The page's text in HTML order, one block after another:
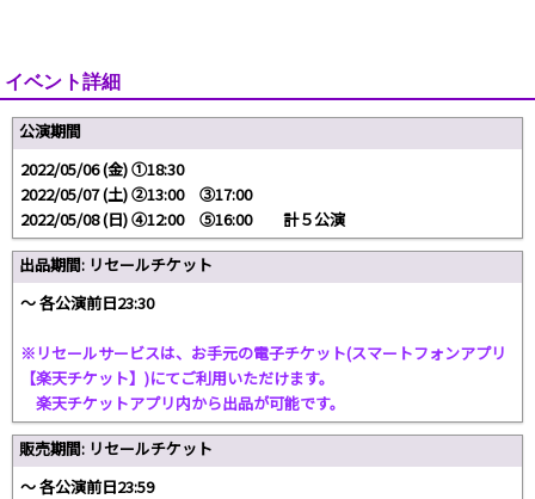
イベント詳細
公演期間
2022/05/06 (金) ①18:30
2022/05/07 (土) ②13:00 ③17:00
2022/05/08 (日) ④12:00 ⑤16:00 計５公演
出品期間: リセールチケット
〜 各公演前日23:30
※リセールサービスは、お手元の電子チケット(スマートフォンアプリ
【楽天チケット】)にてご利用いただけます。
楽天チケットアプリ内から出品が可能です。
販売期間: リセールチケット
〜 各公演前日23:59